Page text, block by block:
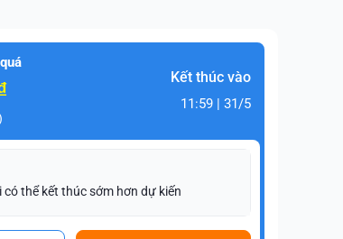
Kết thúc vào
11:59 | 31/5
có thể kết thúc sớm hơn dự kiến